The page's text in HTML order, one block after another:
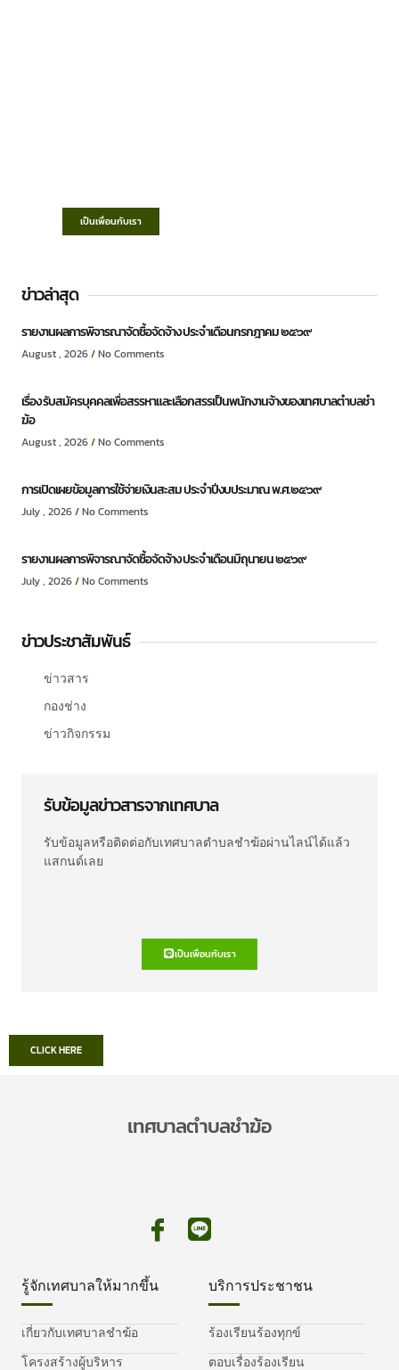
เป็นเพื่อนกับเรา
ข่าวล่าสุด
รายงานผลการพิจารณาจัดซื้อจัดจ้าง ประจำเดือนกรกฎาคม ๒๕๖๙
August , 2026 No Comments
เรื่อง รับสมัครบุคคลเพื่อสรรหาและเลือกสรรเป็นพนักงานจ้างของเทศบาลตำบลชำ
ฆ้อ
August , 2026 No Comments
การเปิดเผยข้อมูลการใช้จ่ายเงินสะสม ประจำปีงบประมาณ พ.ศ.๒๕๖๙
July , 2026 No Comments
รายงานผลการพิจารณาจัดซื้อจัดจ้าง ประจำเดือนมิถุนายน ๒๕๖๙
July , 2026 No Comments
ข่าวประชาสัมพันธ์
ข่าวสาร
กองช่าง
ข่าวกิจกรรม
รับข้อมูลข่าวสารจากเทศบาล
รับข้อมูลหรือติดต่อกับเทศบาลตำบลชำฆ้อผ่านไลน์ได้แล้ว
แสกนด์เลย
เป็นเพื่อนกับเรา
CLICK HERE
เทศบาลตำบลชำฆ้อ
รู้จักเทศบาลให้มากขึ้น
เกี่ยวกับเทศบาลชำฆ้อ
โครงสร้างผู้บริหาร
บริการประชาชน
ร้องเรียนร้องทุกข์
ตอบเรื่องร้องเรียน